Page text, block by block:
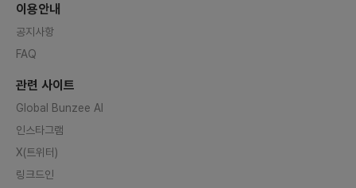
이용안내
공지사항
FAQ
관련 사이트
Global Bunzee AI
인스타그램
X(트위터)
링크드인